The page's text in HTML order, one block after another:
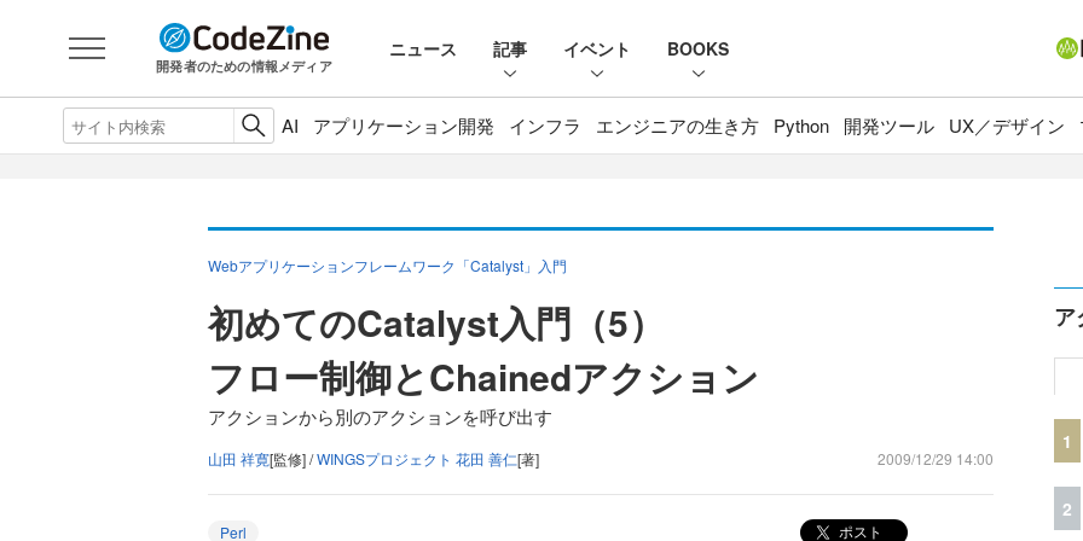
開発者のための情報メディア
ニュース 記事 イベント BOOKS
AI アプリケーション開発 インフラ エンジニアの生き方 Python 開発ツール UX／デザイン
Webアプリケーションフレームワーク「Catalyst」入門
初めてのCatalyst入門（5）
フロー制御とChainedアクション
アクションから別のアクションを呼び出す
山田 祥寛[監修] /WINGSプロジェクト 花田 善仁[著] 2009/12/29 14:00
Perl ポスト
ア
1
2